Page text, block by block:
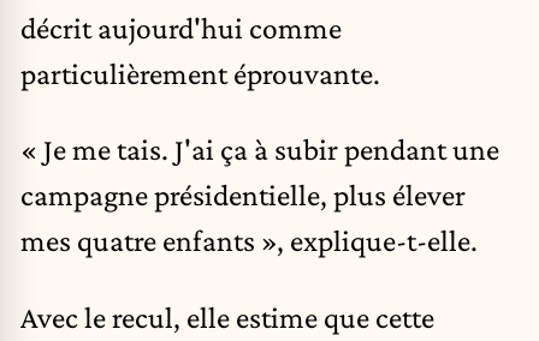
décrit aujourd'hui comme
particulièrement éprouvante.
« Je me tais. J'ai ça à subir pendant une
campagne présidentielle, plus élever
mes quatre enfants », explique-t-elle.
Avec le recul, elle estime que cette